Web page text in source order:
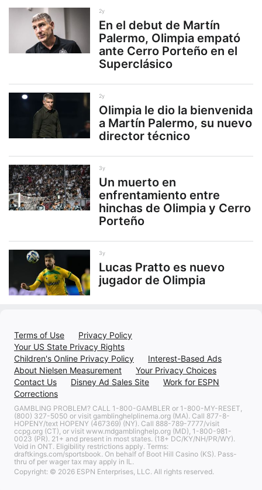
2y
En el debut de Martín
Palermo, Olimpia empató
ante Cerro Porteño en el
Superclásico
2y
Olimpia le dio la bienvenida
a Martín Palermo, su nuevo
director técnico
3y
Un muerto en
enfrentamiento entre
hinchas de Olimpia y Cerro
Porteño
3y
Lucas Pratto es nuevo
jugador de Olimpia
Terms of Use
Privacy Policy
Your US State Privacy Rights
Children's Online Privacy Policy
Interest-Based Ads
About Nielsen Measurement
Your Privacy Choices
Contact Us
Disney Ad Sales Site
Work for ESPN
Corrections
GAMBLING PROBLEM? CALL 1-800-GAMBLER or 1-800-MY-RESET,
(800) 327-5050 or visit gamblinghelplinema.org (MA). Call 877-8-
HOPENY/text HOPENY (467369) (NY). Call 888-789-7777/visit
ccpg.org (CT), or visit www.mdgamblinghelp.org (MD), 1-800-981-
0023 (PR). 21+ and present in most states. (18+ DC/KY/NH/PR/WY).
Void in ONT. Eligibility restrictions apply. Terms:
draftkings.com/sportsbook. On behalf of Boot Hill Casino (KS). Pass-
thru of per wager tax may apply in IL.
Copyright: © 2026 ESPN Enterprises, LLC. All rights reserved.